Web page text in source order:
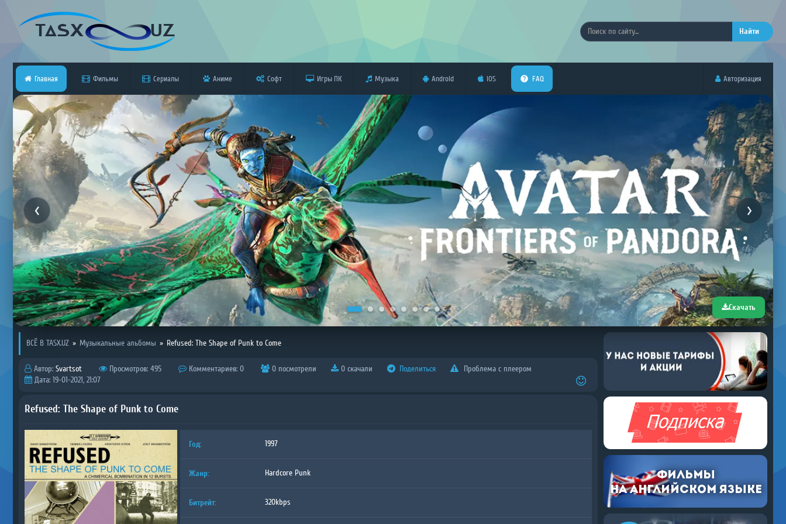
Найти
Главная Фильмы Сериалы Аниме Софт Игры ПК Музыка Android iOS FAQ Авторизация
Скачать
ВСЁ В TASX.UZ » Музыкальные альбомы » Refused: The Shape of Punk to Come
Автор: Svartsot Просмотров: 495 Комментариев: 0 0 посмотрели 0 скачали Поделиться
Проблема с плеером
Дата: 19-01-2021, 21:07
Refused: The Shape of Punk to Come
Год: 1997
Жанр: Hardcore Punk
Битрейт: 320kbps